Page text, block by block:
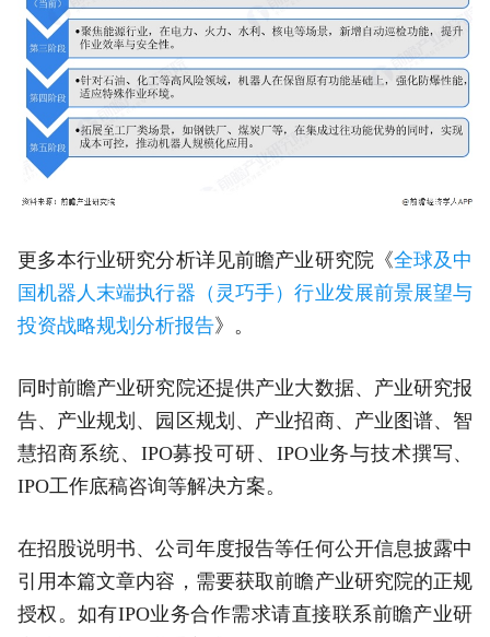
更多本行业研究分析详见前瞻产业研究院《全球及中
国机器人末端执行器（灵巧手）行业发展前景展望与
投资战略规划分析报告》。
同时前瞻产业研究院还提供产业大数据、产业研究报
告、产业规划、园区规划、产业招商、产业图谱、智
慧招商系统、IPO募投可研、IPO业务与技术撰写、
IPO工作底稿咨询等解决方案。
在招股说明书、公司年度报告等任何公开信息披露中
引用本篇文章内容，需要获取前瞻产业研究院的正规
授权。如有IPO业务合作需求请直接联系前瞻产业研